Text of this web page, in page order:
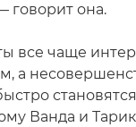
говорит она.
все чаще
а
Ванда и